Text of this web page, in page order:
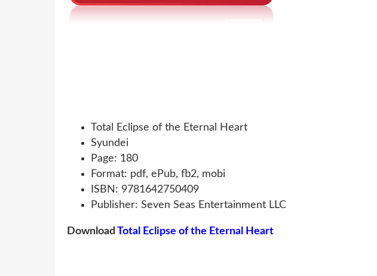
Total Eclipse of the Eternal Heart
Syundei
Page: 180
Format: pdf, ePub, fb2, mobi
ISBN: 9781642750409
Publisher: Seven Seas Entertainment LLC
Download Total Eclipse of the Eternal Heart